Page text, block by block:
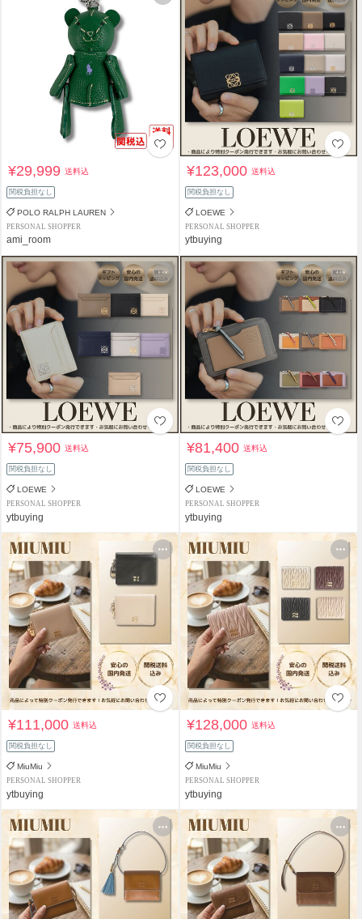
¥29,999送料込
関税負担なし
POLO RALPH LAUREN
PERSONAL SHOPPER
ami_room
¥123,000送料込
関税負担なし
LOEWE
PERSONAL SHOPPER
ytbuying
¥75,900送料込
関税負担なし
LOEWE
PERSONAL SHOPPER
ytbuying
¥81,400送料込
関税負担なし
LOEWE
PERSONAL SHOPPER
ytbuying
¥111,000送料込
関税負担なし
MiuMiu
PERSONAL SHOPPER
ytbuying
¥128,000送料込
関税負担なし
MiuMiu
PERSONAL SHOPPER
ytbuying